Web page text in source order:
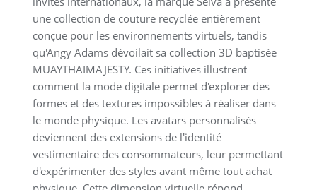
une collection de couture recyclée entièrement
conçue pour les environnements virtuels, tandis
qu'Angy Adams dévoilait sa collection 3D baptisée
MUAYTHAIMAJESTY. Ces initiatives illustrent
comment la mode digitale permet d'explorer des
formes et des textures impossibles à réaliser dans
le monde physique. Les avatars personnalisés
deviennent des extensions de l'identité
vestimentaire des consommateurs, leur permettant
d'expérimenter des styles avant même tout achat